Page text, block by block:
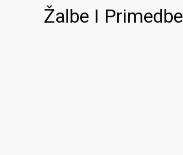
Žalbe I Primedbe